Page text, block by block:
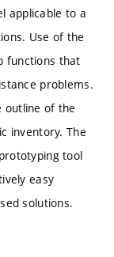
applicable to a
Use of the
functions that
problems.
outline of the
inventory. The
tool
easy
solutions.